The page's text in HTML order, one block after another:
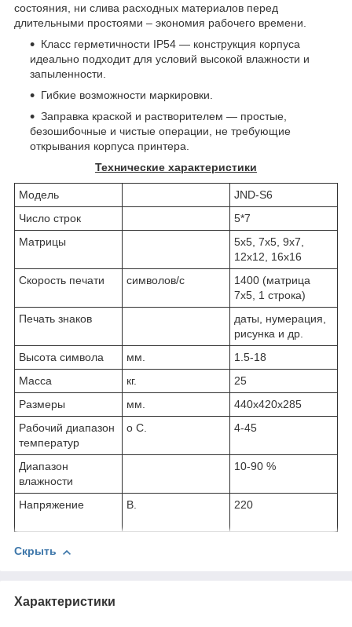
состояния, ни слива расходных материалов перед
длительными простоями – экономия рабочего времени.
Класс герметичности IP54 ― конструкция корпуса
идеально подходит для условий высокой влажности и
запыленности.
Гибкие возможности маркировки.
Заправка краской и растворителем ― простые,
безошибочные и чистые операции, не требующие
открывания корпуса принтера.
Технические характеристики
Модель
JND-S6
Число строк
5*7
Матрицы
5х5, 7х5, 9х7,
12х12, 16х16
Скорость печати
символов/с
1400 (матрица
7х5, 1 строка)
Печать знаков
даты, нумерация,
рисунка и др.
Высота символа
мм.
1.5-18
Масса
кг.
25
Размеры
мм.
440х420х285
Рабочий диапазон
температур
о С. 4-45
Диапазон
влажности
10-90 %
Напряжение В. 220
Скрыть
Характеристики